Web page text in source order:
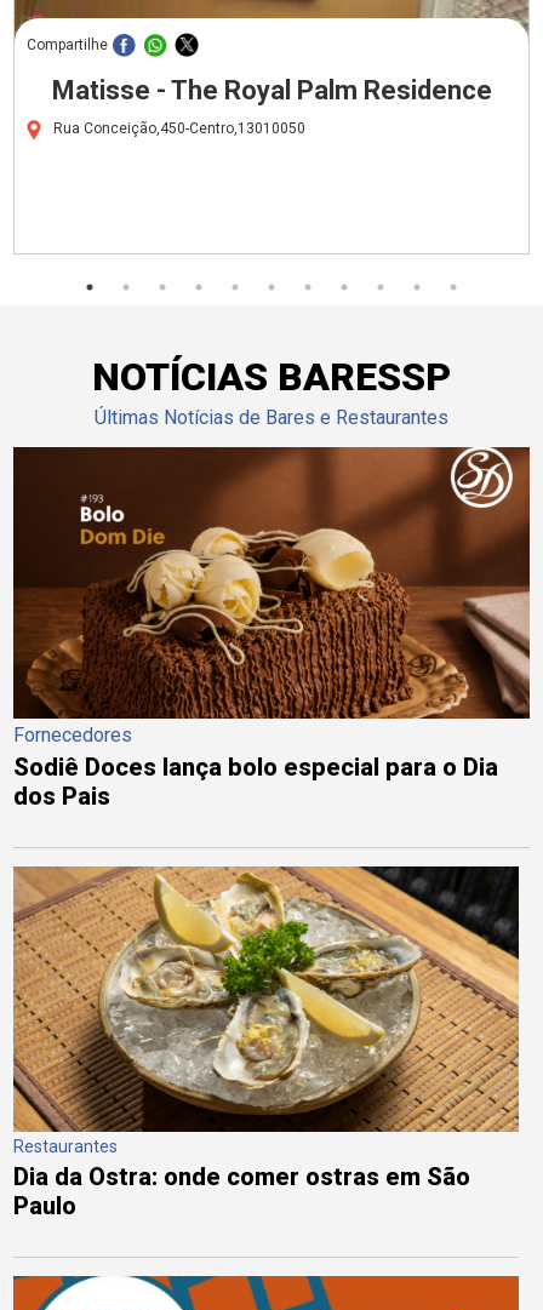
Compartilhe
Matisse - The Royal Palm Residence
Rua Conceição,450-Centro,13010050
NOTÍCIAS BARESSP
Últimas Notícias de Bares e Restaurantes
Fornecedores
Sodiê Doces lança bolo especial para o Dia
dos Pais
Restaurantes
Dia da Ostra: onde comer ostras em São
Paulo